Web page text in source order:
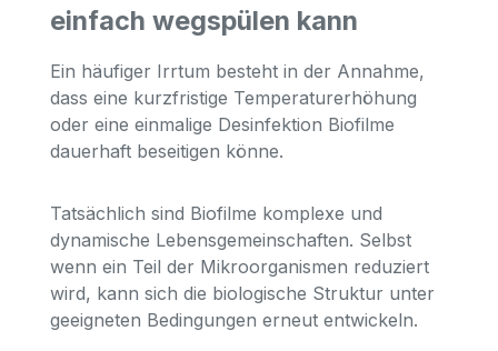
einfach wegspülen kann
Ein häufiger Irrtum besteht in der Annahme,
dass eine kurzfristige Temperaturerhöhung
oder eine einmalige Desinfektion Biofilme
dauerhaft beseitigen könne.
Tatsächlich sind Biofilme komplexe und
dynamische Lebensgemeinschaften. Selbst
wenn ein Teil der Mikroorganismen reduziert
wird, kann sich die biologische Struktur unter
geeigneten Bedingungen erneut entwickeln.